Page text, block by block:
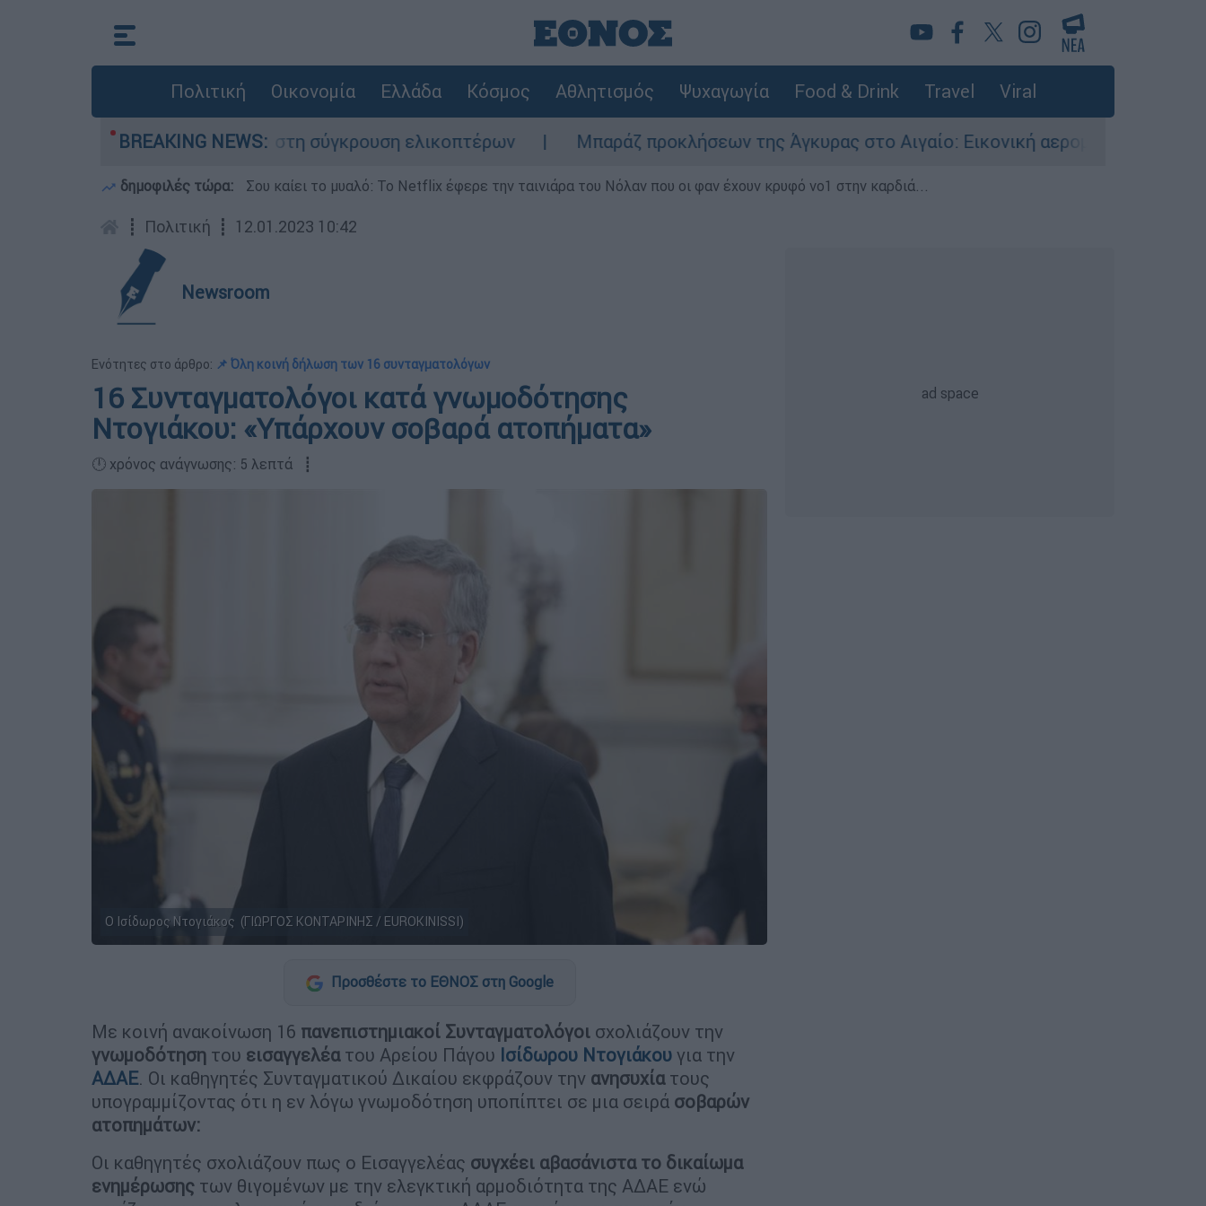
Πολιτική Οικονομία Ελλάδα Κόσμος Αθλητισμός Ψυχαγωγία Food & Drink Travel Viral
BREAKING NEWS:
έχασε τη ζωή του στη σύγκρουση ελικοπτέρων Μπαράζ προκλήσεων της Άγκυρας στο Αιγαίο: Εικονική αερομαχία ανάμεσα σε
δημοφιλές τώρα: Σου καίει το μυαλό: Το Netflix έφερε την ταινιάρα του Νόλαν που οι φαν έχουν κρυφό νο1 στην καρδιά...
┋ Πολιτική ┋ 12.01.2023 10:42
Newsroom
Ενότητες στο άρθρο: 📌 Όλη κοινή δήλωση των 16 συνταγματολόγων
16 Συνταγματολόγοι κατά γνωμοδότησης
Ντογιάκου: «Υπάρχουν σοβαρά ατοπήματα»
🕛 χρόνος ανάγνωσης: 5 λεπτά ┋
Ο Ισίδωρος Ντογιάκος (ΓΙΩΡΓΟΣ ΚΟΝΤΑΡΙΝΗΣ / EUROKINISSI)
Προσθέστε το ΕΘΝΟΣ στη Google
Με κοινή ανακοίνωση 16 πανεπιστημιακοί Συνταγματολόγοι σχολιάζουν την
γνωμοδότηση του εισαγγελέατου Αρείου Πάγου Ισίδωρου Ντογιάκου για την
ΑΔΑΕ. Οι καθηγητές Συνταγματικού Δικαίου εκφράζουν την ανησυχίατους
υπογραμμίζοντας ότι η εν λόγω γνωμοδότηση υποπίπτει σε μια σειρά σοβαρών
ατοπημάτων:
Οι καθηγητές σχολιάζουν πως ο Εισαγγελέας συγχέει αβασάνιστα το δικαίωμα
ενημέρωσης των θιγομένων με την ελεγκτική αρμοδιότητα της ΑΔΑΕ ενώ